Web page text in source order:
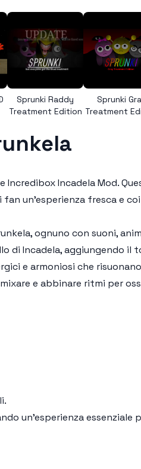
Sprunki Raddy
Treatment Edition
Sprunki
Treatment
Incredibox Incadela Mod.
fan un'esperienza fresca e
ognuno con suoni,
di Incadela, aggiungendo
e armoniosi che risuonano
e abbinare ritmi per
un'esperienza essenziale